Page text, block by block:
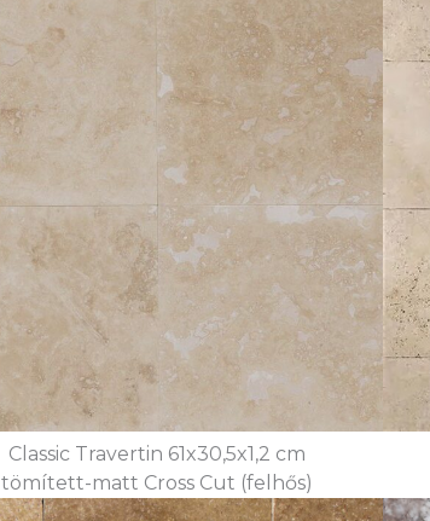
Classic Travertin 61x30,5x1,2 cm
tömített-matt Cross Cut (felhős)